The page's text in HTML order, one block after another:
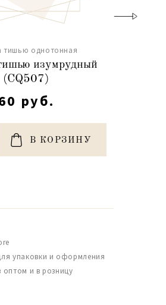
тишью однотонная
изумрудный
(СQ507)
руб.
В КОРЗИНУ
упаковки и оформления
оптом и в розницу